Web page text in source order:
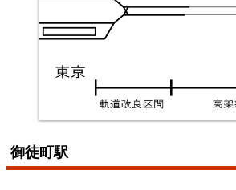
御徒町駅